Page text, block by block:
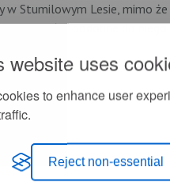
website uses
to enhance user
Reject non-essential
w Stumilowym Lesie, mimo
muszą żyć podobne do